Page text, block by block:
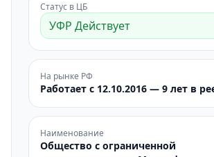
Статус в ЦБ
УФР Действует
На рынке РФ
Работает с 12.10.2016 — 9 лет в
Наименование
Общество с ограниченной